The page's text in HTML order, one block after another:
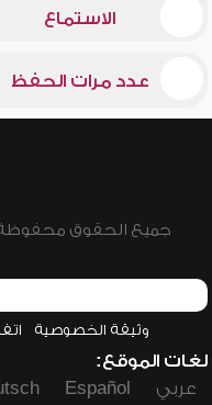
الاستماع
عدد مرات الحفظ
جميع الحقوق محفوظة © 2026 - 1998 لشبكة
وثيقة الخصوصية
لغات الموقع:
عربي
Español